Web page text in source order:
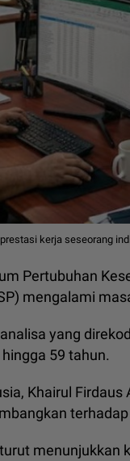
kerja seseorang
Pertubuhan
mengalami
yang
59 tahun.
Khairul
menunjukkan